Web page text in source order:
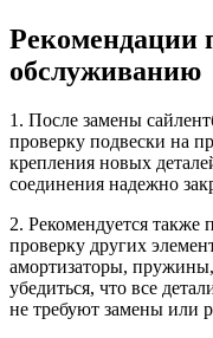
Рекомендации
обслуживанию
1. После замены
проверку подвески на
крепления новых
соединения надежно
2. Рекомендуется также
проверку других
амортизаторы,
убедиться, что все
не требуют замены или